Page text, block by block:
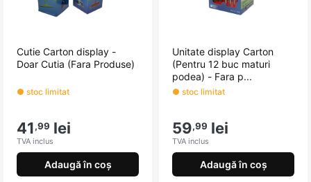
Cutie Carton display -
Doar Cutia (Fara Produse)
● stoc limitat
41,99 lei
TVA inclus
Adaugă în coș
Unitate display Carton
(Pentru 12 buc maturi
podea) - Fara p...
● stoc limitat
59,99 lei
TVA inclus
Adaugă în coș